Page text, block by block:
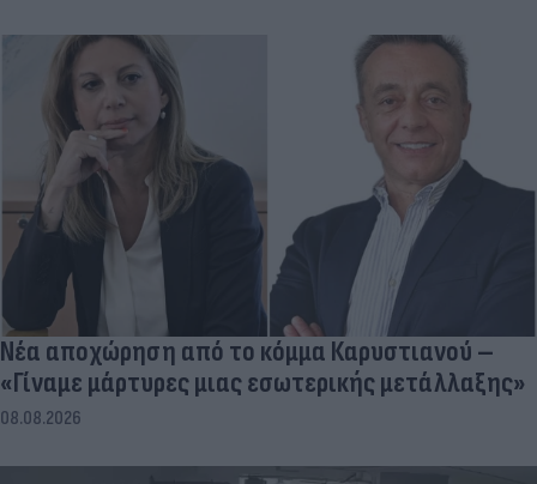
Νέα αποχώρηση από το κόμμα Καρυστιανού –
«Γίναμε μάρτυρες μιας εσωτερικής μετάλλαξης»
08.08.2026